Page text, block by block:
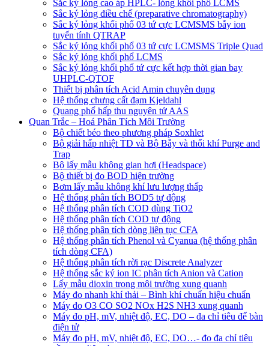
Sắc ký lỏng cao áp HPLC- lỏng khối phổ LCMS
Sắc ký lỏng điều chế (preparative chromatography)
Sắc ký lỏng khối phổ 03 tứ cực LCMSMS bẫy ion
tuyến tính QTRAP
Sắc ký lỏng khối phổ 03 tứ cực LCMSMS Triple Quad
Sắc ký lỏng khối phổ LCMS
Sắc ký lỏng khối phổ tứ cực kết hợp thời gian bay
UHPLC-QTOF
Thiết bị phân tích Acid Amin chuyên dụng
Hệ thống chưng cất đạm Kjeldahl
Quang phổ hấp thu nguyên tử AAS
Quan Trắc – Hoá Phân Tích Môi Trường
Bộ chiết béo theo phương pháp Soxhlet
Bộ giải hấp nhiệt TD và Bộ Bẫy và thổi khí Purge and
Trap
Bộ lấy mẫu không gian hơi (Headspace)
Bộ thiết bị đo BOD hiện trường
Bơm lấy mẫu không khí lưu lượng thấp
Hệ thống phân tích BOD5 tự động
Hệ thống phân tích COD dùng TiO2
Hệ thống phân tích COD tự động
Hệ thống phân tích dòng liên tục CFA
Hệ thống phân tích Phenol và Cyanua (hệ thống phân
tích dòng CFA)
Hệ thống phân tích rời rạc Discrete Analyzer
Hệ thống sắc ký ion IC phân tích Anion và Cation
Lấy mẫu dioxin trong môi trường xung quanh
Máy đo nhanh khí thải – Bình khí chuẩn hiệu chuẩn
Máy đo O3 CO SO2 NOx H2S NH3 xung quanh
Máy đo pH, mV, nhiệt độ, EC, DO – đa chỉ tiêu để bàn
điện tử
Máy đo pH, mV, nhiệt độ, EC, DO…- đo đa chỉ tiêu